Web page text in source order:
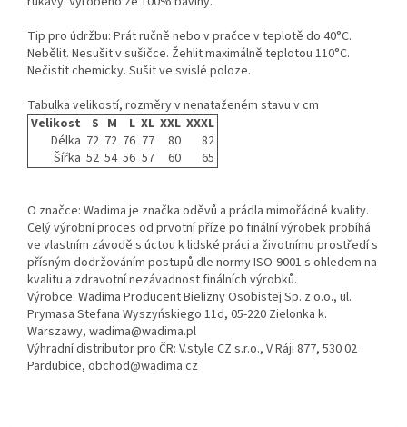
Tip pro údržbu: Prát ručně nebo v pračce v teplotě do 40°C.
Nebělit. Nesušit v sušičce. Žehlit maximálně teplotou 110°C.
Nečistit chemicky. Sušit ve svislé poloze.
Tabulka velikostí, rozměry v nenataženém stavu v cm
Velikost
S M L XL XXL XXXL
Délka 72 72 76 77 80
82
Šířka 52 54 56 57 60 65
O značce: Wadima je značka oděvů a prádla mimořádné kvality.
Celý výrobní proces od prvotní příze po finální výrobek probíhá
ve vlastním závodě s úctou k lidské práci a životnímu prostředí s
přísným dodržováním postupů dle normy ISO-9001 s ohledem na
kvalitu a zdravotní nezávadnost finálních výrobků.
Výrobce: Wadima Producent Bielizny Osobistej Sp. z o.o., ul.
Prymasa Stefana Wyszyńskiego 11d, 05-220 Zielonka k.
Warszawy, wadima@wadima.pl
Výhradní distributor pro ČR: V.style CZ s.r.o., V Ráji 877, 530 02
Pardubice, obchod@wadima.cz